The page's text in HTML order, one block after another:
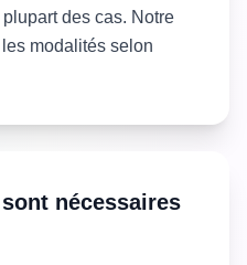
des cas. Notre
modalités selon
nécessaires